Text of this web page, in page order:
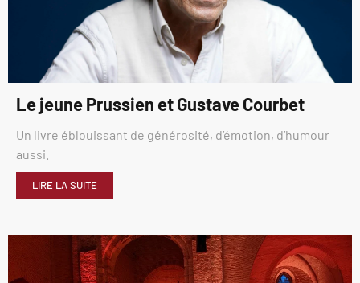
Le jeune Prussien et Gustave Courbet
Un livre éblouissant de générosité, d’émotion, d’humour
aussi.
LIRE LA SUITE